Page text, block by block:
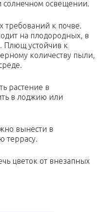
солнечном освещении.
требований к почве.
на плодородных, в
Плющ устойчив к
количеству пыли,
растение в
в лоджию или
вынести в
террасу.
цветок от внезапных